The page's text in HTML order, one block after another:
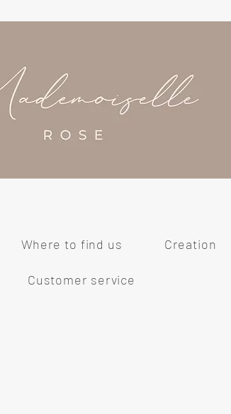
Where to find us Creation
Customer service